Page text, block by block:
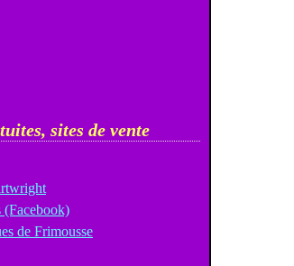
sites de vente
(Facebook)
de Frimousse